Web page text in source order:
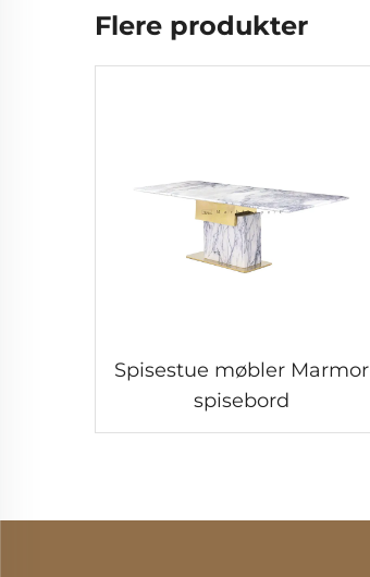
Flere produkter
Spisestue møbler Marmor
spisebord